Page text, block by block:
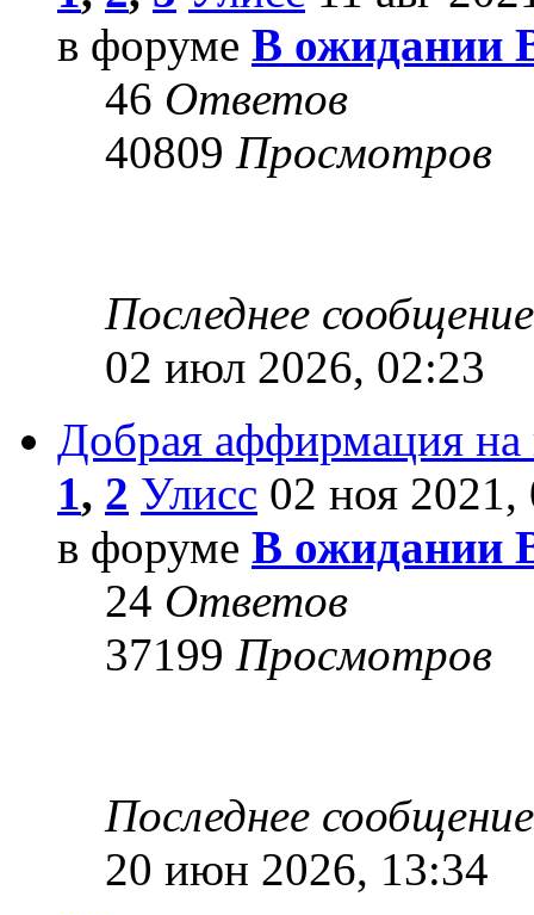
в форуме В ожидании
46 Ответов
40809 Просмотров
Последнее
02 июл 2026, 02:23
Добрая аффирмация
1, 2 Улисс 02 ноя 2021,
в форуме В ожидании
24 Ответов
37199 Просмотров
Последнее
20 июн 2026, 13:34